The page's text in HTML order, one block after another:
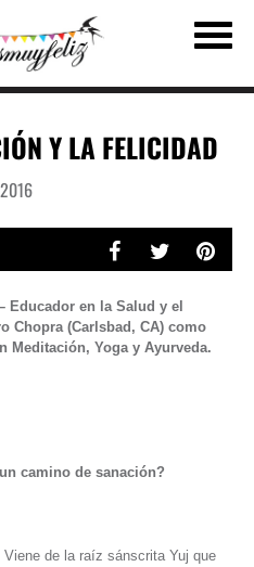
Y LA FELICIDAD
Educador en la Salud y el
Chopra (Carlsbad, CA) como
Meditación, Yoga y Ayurveda.
camino de sanación?
de la raíz sánscrita Yuj que